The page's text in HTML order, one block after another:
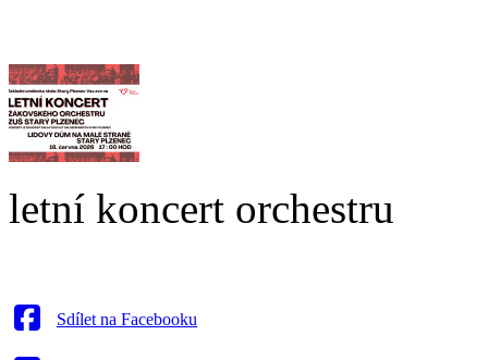
letní koncert orchestru
Sdílet na Facebooku